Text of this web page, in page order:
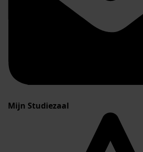
Mijn Studiezaal